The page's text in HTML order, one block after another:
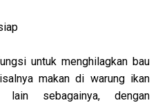
untuk menghilagkan bau
makan di warung ikan
sebagainya, dengan